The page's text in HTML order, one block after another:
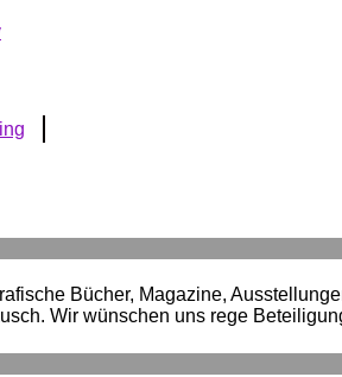
Bücher, Magazine,
Wir wünschen uns rege